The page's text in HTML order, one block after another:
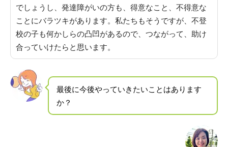
でしょうし、発達障がいの方も、得意なこと、不得意な
ことにバラツキがあります。 私たちもそうですが、不登
校の子も何かしらの凸凹があるので、つながって、助け
合っていけたらと思います。
最後に今後やっていきたいことはあります
か？